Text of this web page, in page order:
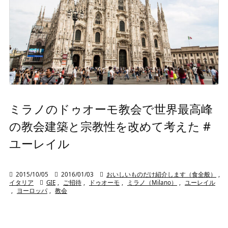
ミラノのドゥオーモ教会で世界最高峰
の教会建築と宗教性を改めて考えた #
ユーレイル
 2015/10/05  2016/01/03  おいしいものだけ紹介します（食全般）
イタリア
 GIE ご招待 ドゥオーモ ミラノ（Milano）
ユーレイル
ヨーロッパ 教会